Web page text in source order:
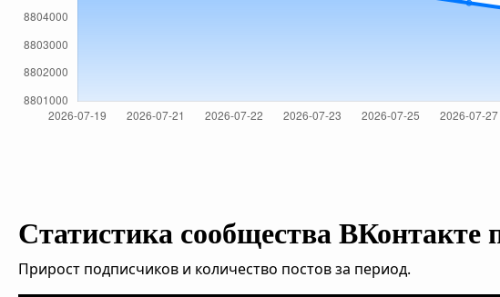
Статистика сообщества ВКонтакте
Прирост подписчиков и количество постов за период.